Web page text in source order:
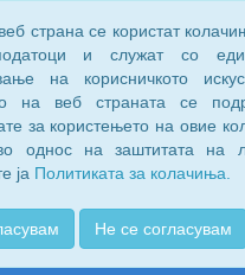
страна се користат
и служат со
на корисничкото
на веб страната се
за користењето на овие
однос на заштитата на
ја Политиката за колачиња.
Не се согласувам